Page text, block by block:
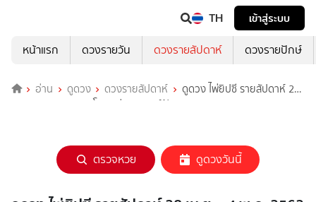
TH
เข้าสู่ระบบ
หน้าแรก
ดวงรายวัน ดวงรายสัปดาห์ ดวงรายปักษ์
อ่าน ดูดวง ดวงรายสัปดาห์
ดูดวง ไพ่ยิปซี รายสัปดาห์ 28
เม.ย. - 4 พ.ค. 2562 โดย แม่หมอพิมพ์ฟ้า
ตรวจหวย ดูดวงวันนี้